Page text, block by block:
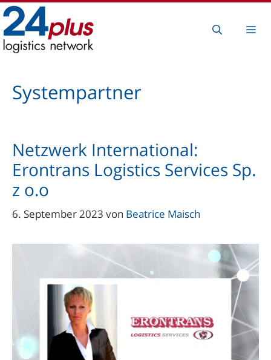
Zum
Inhalt
springen
Systempartner
Netzwerk International:
Erontrans Logistics Services Sp.
z o.o
6. September 2023 von Beatrice Maisch